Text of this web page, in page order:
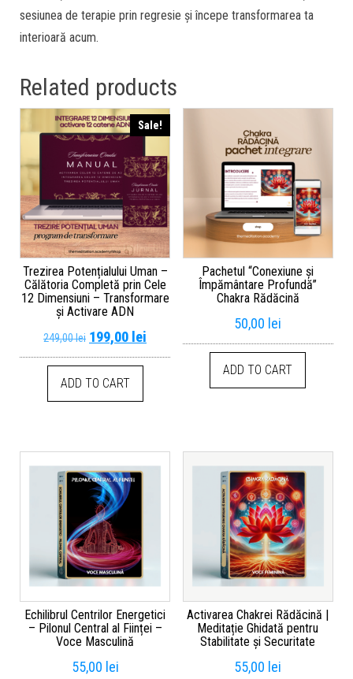
sesiunea de terapie prin regresie și începe transformarea ta
interioară acum.
Related products
Sale!
Trezirea Potențialului Uman –
Călătoria Completă prin Cele
12 Dimensiuni – Transformare
și Activare ADN
249,00lei 199,00 lei
ADD TO CART
Pachetul “Conexiune și
Împământare Profundă”
Chakra Rădăcină
50,00 lei
ADD TO CART
Echilibrul Centrilor Energetici
– Pilonul Central al Ființei –
Voce Masculină
55,00 lei
Activarea Chakrei Rădăcină |
Meditație Ghidată pentru
Stabilitate și Securitate
55,00 lei